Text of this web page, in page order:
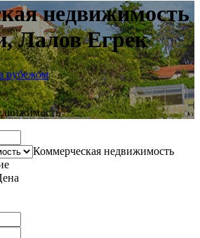
недвижимость
Лалов Егрек
рубежом
Коммерческая недвижимость